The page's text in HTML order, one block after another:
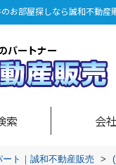
お部屋探しなら誠和不動産
索 会
ト｜誠和不動産販売 >